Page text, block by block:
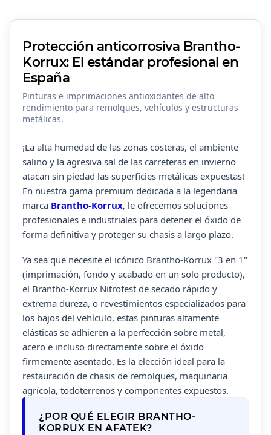
Protección anticorrosiva Brantho-
Korrux: El estándar profesional en
España
Pinturas e imprimaciones antioxidantes de alto
rendimiento para remolques, vehículos y estructuras
metálicas.
¡La alta humedad de las zonas costeras, el ambiente
salino y la agresiva sal de las carreteras en invierno
atacan sin piedad las superficies metálicas expuestas!
En nuestra gama premium dedicada a la legendaria
marca Brantho-Korrux, le ofrecemos soluciones
profesionales e industriales para detener el óxido de
forma definitiva y proteger su chasis a largo plazo.
Ya sea que necesite el icónico Brantho-Korrux "3 en 1"
(imprimación, fondo y acabado en un solo producto),
el Brantho-Korrux Nitrofest de secado rápido y
extrema dureza, o revestimientos especializados para
los bajos del vehículo, estas pinturas altamente
elásticas se adhieren a la perfección sobre metal,
acero e incluso directamente sobre el óxido
firmemente asentado. Es la elección ideal para la
restauración de chasis de remolques, maquinaria
agrícola, todoterrenos y componentes expuestos.
¿POR QUÉ ELEGIR BRANTHO-
KORRUX EN AFATEK?